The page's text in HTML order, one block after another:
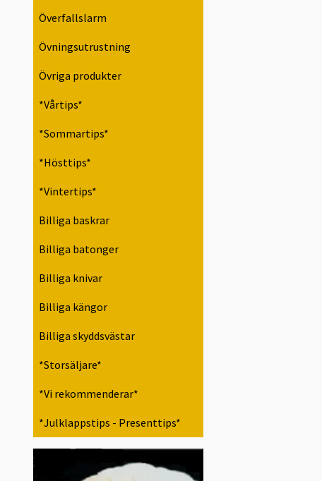
Överfallslarm
Övningsutrustning
Övriga produkter
*Vårtips*
*Sommartips*
*Hösttips*
*Vintertips*
Billiga baskrar
Billiga batonger
Billiga knivar
Billiga kängor
Billiga skyddsvästar
*Storsäljare*
*Vi rekommenderar*
*Julklappstips - Presenttips*